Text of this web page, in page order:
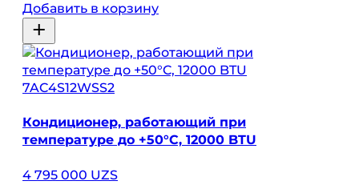
Добавить в корзину
7AC4S12WSS2
Кондиционер, работающий при
температуре до +50°C, 12000 BTU
4 795 000 UZS